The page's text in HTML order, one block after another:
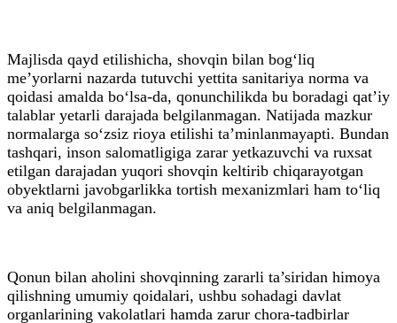
Majlisda qayd etilishicha, shovqin bilan bog‘liq
me’yorlarni nazarda tutuvchi yettita sanitariya norma va
qoidasi amalda bo‘lsa-da, qonunchilikda bu boradagi qat’iy
talablar yetarli darajada belgilanmagan. Natijada mazkur
normalarga so‘zsiz rioya etilishi ta’minlanmayapti. Bundan
tashqari, inson salomatligiga zarar yetkazuvchi va ruxsat
etilgan darajadan yuqori shovqin keltirib chiqarayotgan
obyektlarni javobgarlikka tortish mexanizmlari ham to‘liq
va aniq belgilanmagan.
Qonun bilan aholini shovqinning zararli ta’siridan himoya
qilishning umumiy qoidalari, ushbu sohadagi davlat
organlarining vakolatlari hamda zarur chora-tadbirlar